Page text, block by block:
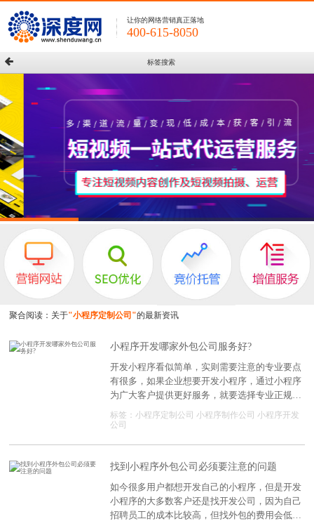
让你的网络营销真正落地
400-615-8050
标签搜索
聚合阅读：关于"小程序定制公司"的最新资讯
小程序开发哪家外包公司服务好?
开发小程序看似简单，实则需要注意的专业要点
有很多，如果企业想要开发小程序，通过小程序
为广大客户提供更好服务，就要选择专业正规外
包公司提供服务。在众多不同类型公司中，要注
意下面的这些选择标准。
标签： 小程序定制公司 小程序制作公司 小程序开发
公司
找到小程序外包公司必须要注意的问题
如今很多用户都想开发自己的小程序，但是开发
小程序的大多数客户还是找开发公司，因为自己
招聘员工的成本比较高，但找外包的费用会低一